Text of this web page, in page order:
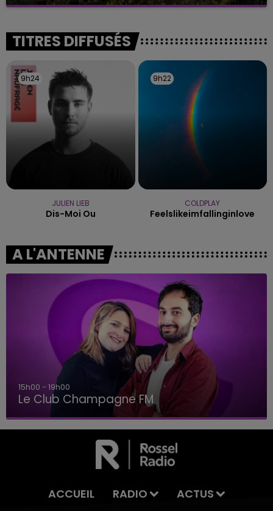
jamais vu !
TITRES DIFFUSÉS
9h24
9h24
JULIEN LIEB
Dis-Moi Ou
9h22
9h22
COLDPLAY
Feelslikeimfallinginlove
A L'ANTENNE
19h00 - 19h15
LA POP MACHINE - CHAMPAGNE FM
ACCUEIL RADIO ACTUS